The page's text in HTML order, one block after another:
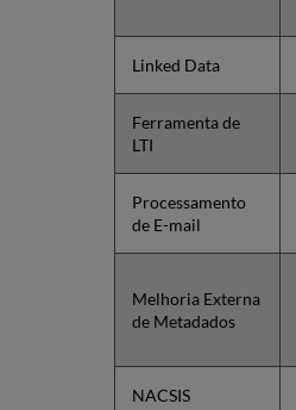
Linked Data
Ferramenta de
LTI
Processamento
de E-mail
Melhoria Externa
de Metadados
NACSIS